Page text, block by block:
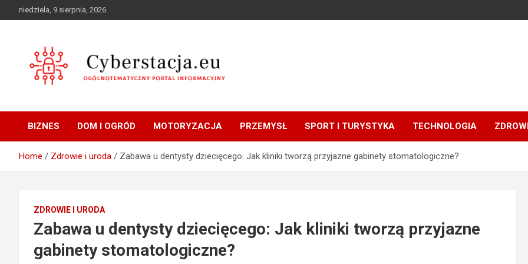
to
niedziela, 9 sierpnia, 2026
Cyberstacja.eu
BIZNES DOM I OGRÓD MOTORYZACJA PRZEMYSŁ SPORT I TURYSTYKA TECHNOLOGIA
Home Zdrowie i uroda Zabawa u dentysty dziecięcego: Jak kliniki tworzą przyjazne gabinety stomatologiczne?
ZDROWIE I URODA
Zabawa u dentysty dziecięcego: Jak kliniki tworzą przyjazne
gabinety stomatologiczne?